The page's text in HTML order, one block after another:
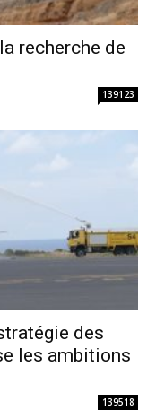
recherche de
139123
des
les ambitions
139518